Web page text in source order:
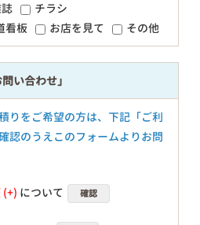
チラシ
看板 お店を見て その他
問い合わせ」
りをご希望の方は、下記「ご利
認のうえこのフォームよりお問
について 確認